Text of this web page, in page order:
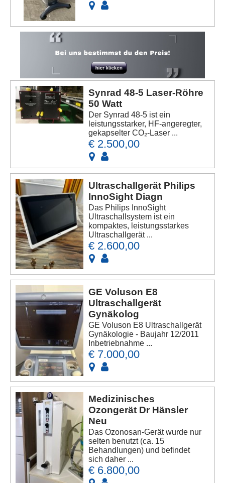
Synrad 48-5 Laser-Röhre
50 Watt
Der Synrad 48-5 ist ein
leistungsstarker, HF-angeregter,
gekapselter CO₂-Laser ...
€ 2.500,00
Ultraschallgerät Philips
InnoSight Diagn
Das Philips InnoSight
Ultraschallsystem ist ein
kompaktes, leistungsstarkes
Ultraschallgerät ...
€ 2.600,00
GE Voluson E8
Ultraschallgerät
Gynäkolog
GE Voluson E8 Ultraschallgerät
Gynäkologie - Baujahr 12/2011
Inbetriebnahme ...
€ 7.000,00
Medizinisches
Ozongerät Dr Hänsler
Neu
Das Ozonosan-Gerät wurde nur
selten benutzt (ca. 15
Behandlungen) und befindet
sich daher ...
€ 6.800,00